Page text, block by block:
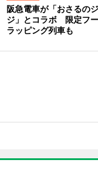
阪急電車が「おさるの
ジ」とコラボ 限定フー
ラッピング列車も